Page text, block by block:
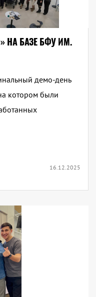
НА БАЗЕ БФУ ИМ.
демо-день
котором были
16.12.2025